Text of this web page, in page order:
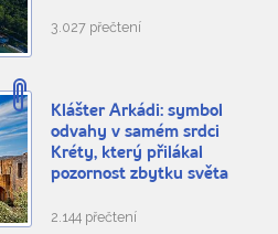
3.027 přečtení
Klášter Arkádi: symbol
odvahy v samém srdci
Kréty, který přilákal
pozornost zbytku světa
2.144 přečtení